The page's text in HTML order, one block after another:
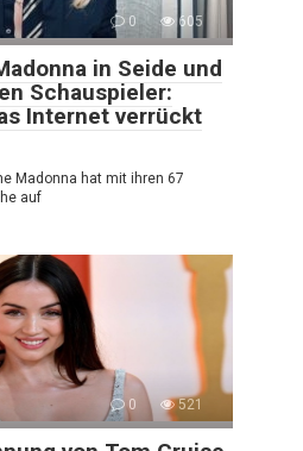
0 605
in Seide und
Schauspieler:
Internet verrückt
Madonna hat mit ihren 67
auf
0 521